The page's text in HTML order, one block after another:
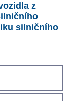
z
silničního